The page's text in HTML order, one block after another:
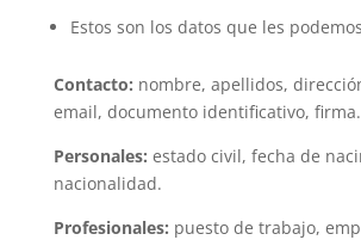
Estos son los datos que les
Contacto: nombre, apellidos,
email, documento identificativo, firma.
Personales: estado civil, fecha de
nacionalidad.
Profesionales: puesto de trabajo,